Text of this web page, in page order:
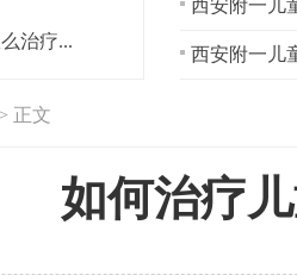
治疗...
西安附一儿
西安附一儿
> 正文
如何治疗